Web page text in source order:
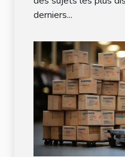
derniers...